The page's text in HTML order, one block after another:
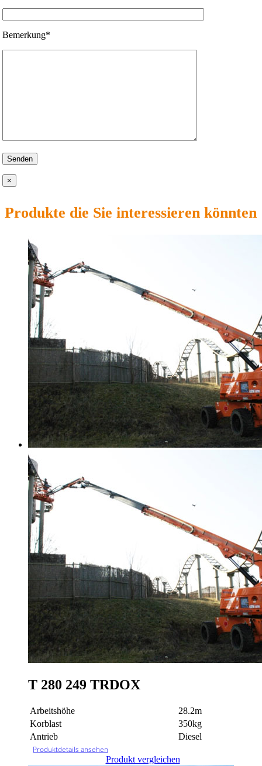
Bemerkung*
×
Produkte die Sie interessieren könnten
T 280 249 TRDOX
Arbeitshöhe
28.2m
Korblast
350kg
Antrieb
Diesel
Produktdetails ansehen
Produkt vergleichen